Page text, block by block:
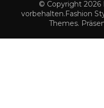
© Copyright 2026
vorbehalten.Fashion
Themes.